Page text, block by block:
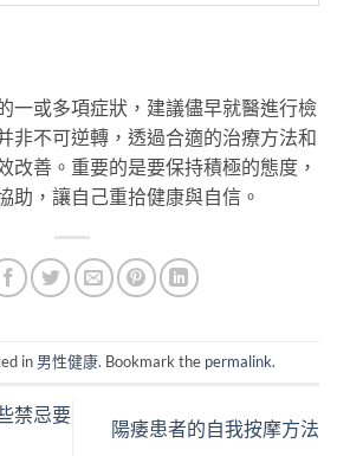
一或多項症狀，建議儘早就醫進行檢
非不可逆轉，透過合適的治療方法和
改善。重要的是要保持積極的態度，
助，讓自己重拾健康與自信。
in 男性健康. Bookmark the permalink.
禁忌要
陽痿患者的自我按摩方法